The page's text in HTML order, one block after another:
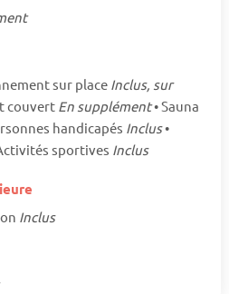
sur place Inclus, sur
couvert En supplément• Sauna
handicapés Inclus•
sportives Inclus
Inclus